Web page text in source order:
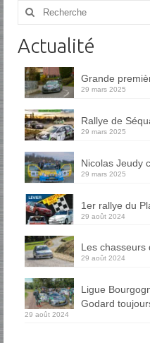
Rechercher
:
Actualité
Grande
29 mars 2025
Rallye de
29 mars 2025
Nicolas Jeudy
29 mars 2025
1er rallye du
29 août 2024
Les chasseurs
29 août 2024
Ligue
Godard
29 août 2024